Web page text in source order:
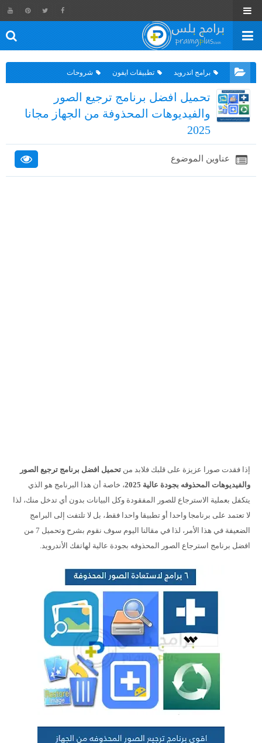
برامج اندرويد تطبيقات ايفون شروحات
تحميل افضل برنامج ترجيع الصور
والفيديوهات المحذوفة من الجهاز مجانا
2025
عناوين الموضوع
إذا فقدت صورا عزيزة على قلبك فلابد من تحميل افضل برنامج ترجيع الصور
والفيديوهات المحذوفه بجودة عالية 2025
، خاصة أن هذا البرنامج هو الذي
يتكفل بعملية الاسترجاع للصور المفقودة وكل البيانات بدون أي تدخل منك، لذا
لا تعتمد على برنامجا واحدا أو تطبيقا واحدا فقط، بل لا تلتفت إلى البرامج
الضعيفة في هذا الأمر، لذا في مقالنا اليوم سوف نقوم بشرح وتحميل 7 من
افضل برنامج استرجاع الصور المحذوفه بجودة عالية لهاتفك الأندرويد.